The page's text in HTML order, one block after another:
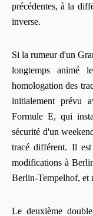
précédentes, à la
inverse.
Si la rumeur d'un
longtemps animé
homologation des
initialement prévu
Formule E, qui
sécurité d'un
tracé différent. Il est
modifications à
Berlin-Tempelhof, et
Le deuxième